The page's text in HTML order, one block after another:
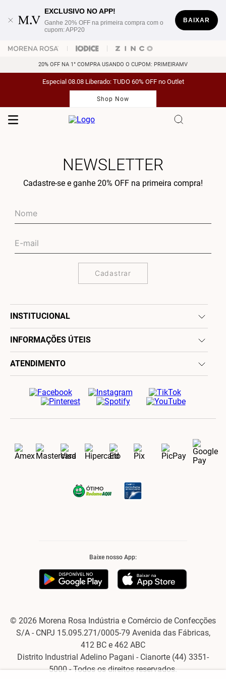
EXCLUSIVO NO APP!
Ganhe 20% OFF na primeira compra com o
cupom: APP20
BAIXAR
20% OFF NA 1° COMPRA USANDO O CUPOM: PRIMEIRAMV
Especial 08.08 Liberado: TUDO 60% OFF no Outlet
Shop Now
NEWSLETTER
Cadastre-se e ganhe 20% OFF na primeira compra!
Cadastrar
INSTITUCIONAL
INFORMAÇÕES ÚTEIS
ATENDIMENTO
Baixe nosso App:
© 2026 Morena Rosa Indústria e Comércio de Confecções
S/A - CNPJ 15.095.271/0005-79 Avenida das Fábricas,
412 BC e 462 ABC
Distrito Industrial Adelino Pagani - Cianorte (44) 3351-
5000 - Todos os direitos reservados.